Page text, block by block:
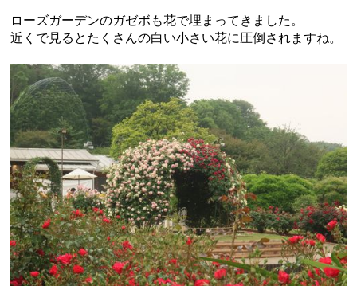
ローズガーデンのガゼボも花で埋まってきました。
近くで見るとたくさんの白い小さい花に圧倒されますね。